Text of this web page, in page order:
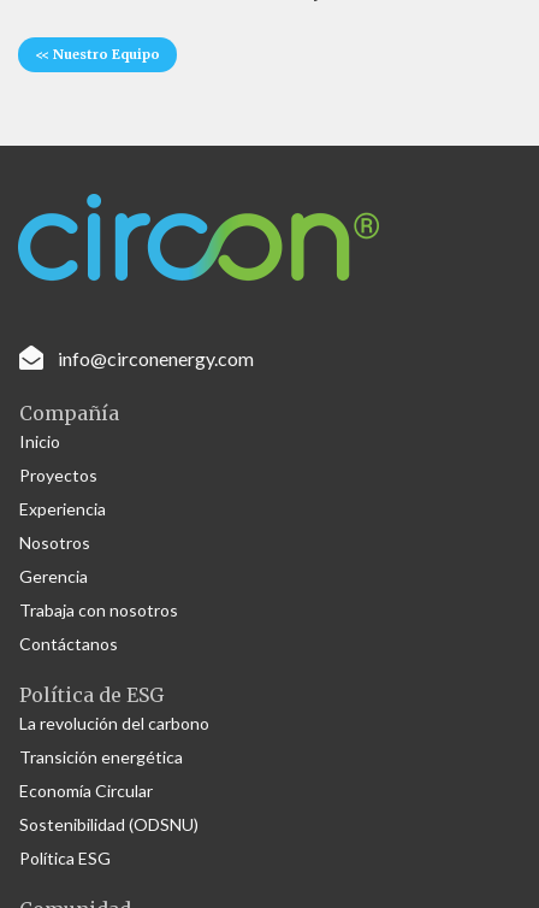
<< Nuestro Equipo
 info@circonenergy.com
Compañía
Inicio
Proyectos
Experiencia
Nosotros
Gerencia
Trabaja con nosotros
Contáctanos
Política de ESG
La revolución del carbono
Transición energética
Economía Circular
Sostenibilidad (ODSNU)
Política ESG